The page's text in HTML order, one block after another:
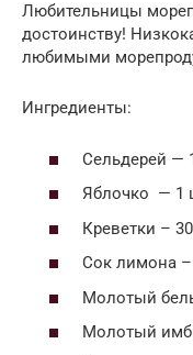
Любительницы
достоинству!
любимыми
Ингредиенты:
Сельдерей —
Яблочко — 1
Креветки –
Сок лимона
Молотый
Молотый